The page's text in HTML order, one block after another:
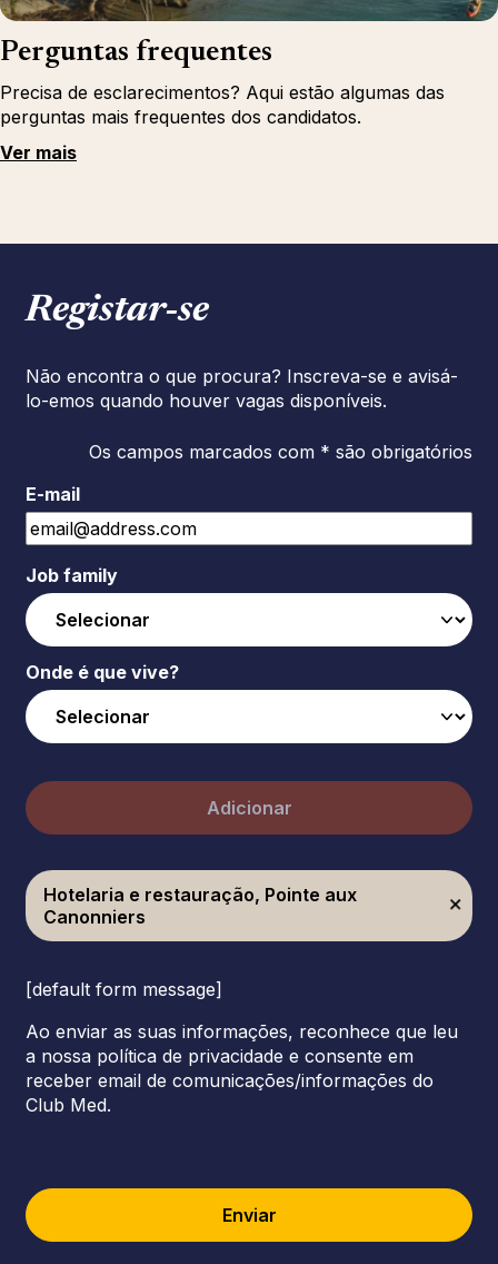
Perguntas frequentes
Precisa de esclarecimentos? Aqui estão algumas das
perguntas mais frequentes dos candidatos.
Ver mais
Registar‑se
Não encontra o que procura? Inscreva-se e avisá-
lo-emos quando houver vagas disponíveis.
Os campos marcados com * são obrigatórios
E-mail
Job family
Onde é que vive?
Adicionar
Hotelaria e restauração, Pointe aux
Canonniers
[default form message]
Ao enviar as suas informações, reconhece que leu
a nossa política de privacidade e consente em
receber email de comunicações/informações do
Club Med.
Enviar